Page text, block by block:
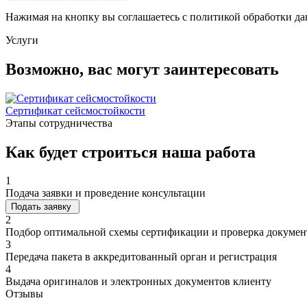
Нажимая на кнопку вы соглашаетесь с политикой обработки
Услуги
Возможно, вас могут заинтересовать
Сертификат сейсмостойкости
Этапы сотрудничества
Как будет строиться наша работа
1
Подача заявки и проведение консультации
Подать заявку
2
Подбор оптимальной схемы сертификации и проверка
3
Передача пакета в аккредитованный орган и регистрация
4
Выдача оригиналов и электронных документов клиенту
Отзывы